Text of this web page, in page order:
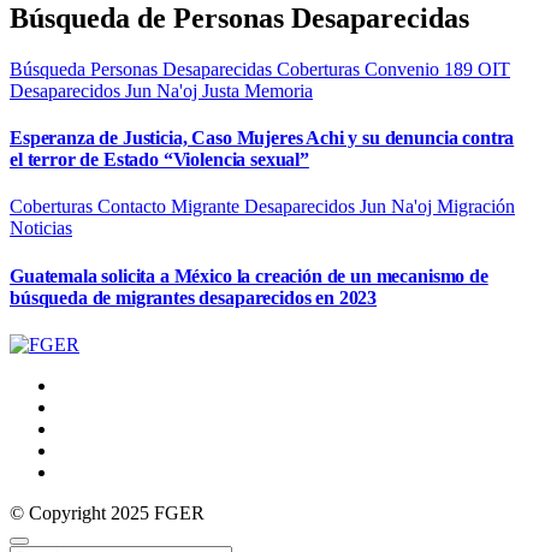
Búsqueda de Personas Desaparecidas
Búsqueda Personas Desaparecidas Coberturas Convenio 189 OIT
Desaparecidos Jun Na'oj Justa Memoria
Esperanza de Justicia, Caso Mujeres Achi y su denuncia contra
el terror de Estado “Violencia sexual”
Coberturas Contacto Migrante Desaparecidos Jun Na'oj Migración
Noticias
Guatemala solicita a México la creación de un mecanismo de
búsqueda de migrantes desaparecidos en 2023
© Copyright 2025 FGER